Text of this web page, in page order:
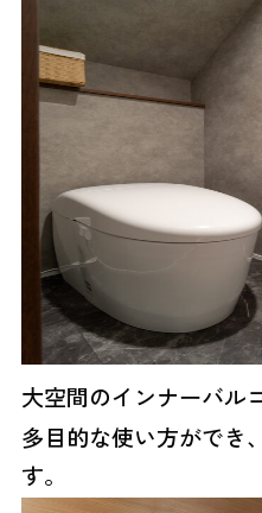
大空間のインナーバル
多目的な使い方ができ
す。